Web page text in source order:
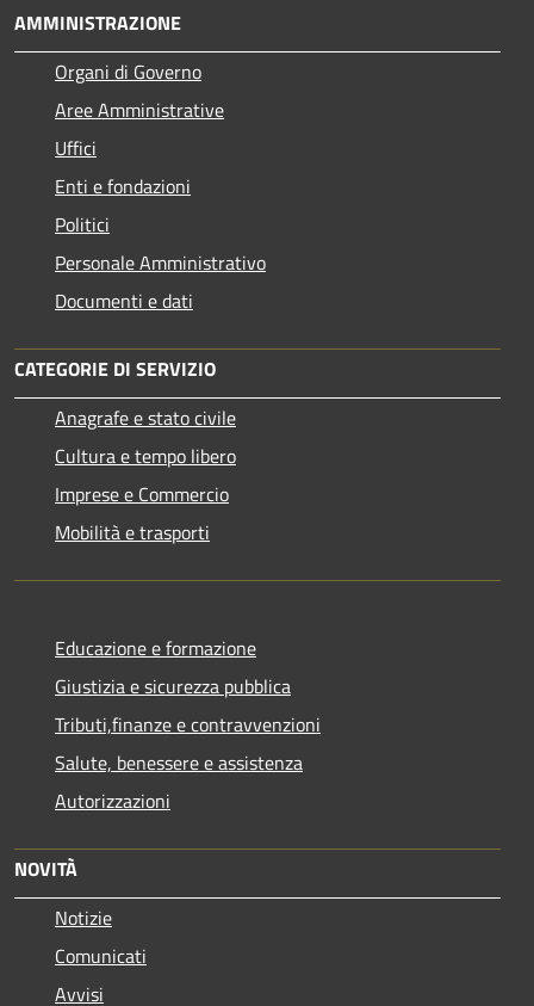
AMMINISTRAZIONE
Organi di Governo
Aree Amministrative
Uffici
Enti e fondazioni
Politici
Personale Amministrativo
Documenti e dati
CATEGORIE DI SERVIZIO
Anagrafe e stato civile
Cultura e tempo libero
Imprese e Commercio
Mobilità e trasporti
Educazione e formazione
Giustizia e sicurezza pubblica
Tributi,finanze e contravvenzioni
Salute, benessere e assistenza
Autorizzazioni
NOVITÀ
Notizie
Comunicati
Avvisi